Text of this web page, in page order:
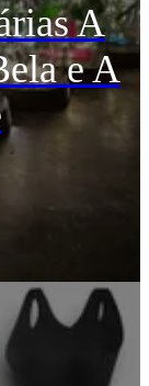
A
e A